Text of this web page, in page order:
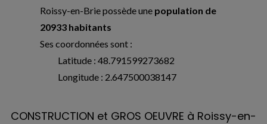
Roissy-en-Brie possède une population de
20933 habitants
Ses coordonnées sont :
Latitude : 48.791599273682
Longitude : 2.647500038147
CONSTRUCTION et GROS OEUVRE à Roissy-en-